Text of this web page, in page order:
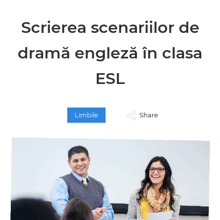
Scrierea scenariilor de
dramă engleză în clasa
ESL
Limbile Share